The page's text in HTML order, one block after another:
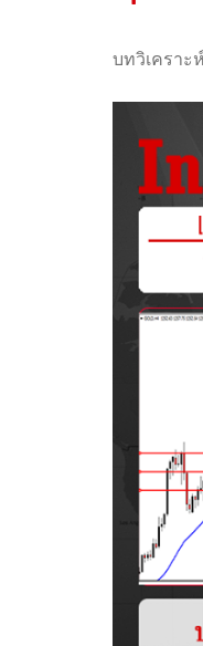
บทวิเคราะ